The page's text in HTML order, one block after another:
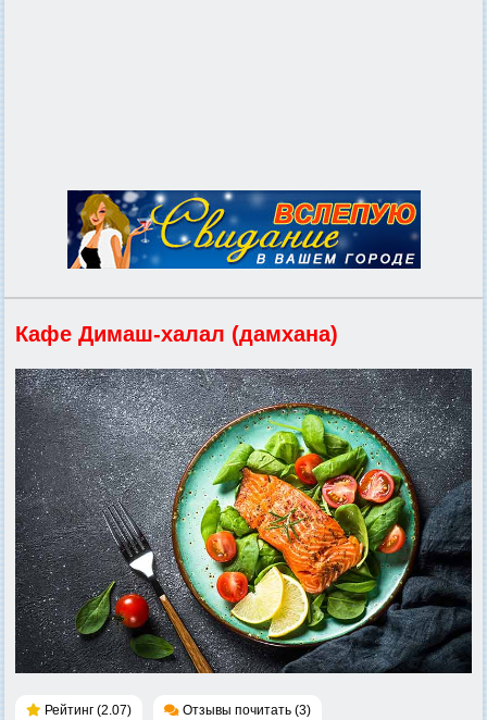
Кафе Димаш-халал (дамхана)
Рейтинг (2.07) Отзывы почитать (3)